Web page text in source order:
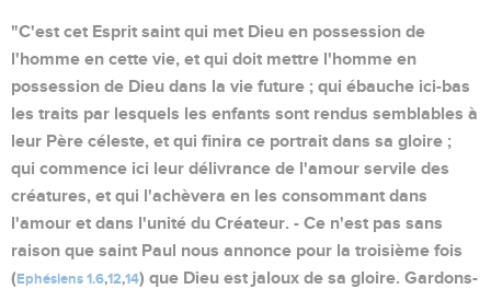
"C'est cet Esprit saint qui met Dieu en possession de
l'homme en cette vie, et qui doit mettre l'homme en
possession de Dieu dans la vie future ; qui ébauche ici-bas
les traits par lesquels les enfants sont rendus semblables à
leur Père céleste, et qui finira ce portrait dans sa gloire ;
qui commence ici leur délivrance de l'amour servile des
créatures, et qui l'achèvera en les consommant dans
l'amour et dans l'unité du Créateur. - Ce n'est pas sans
raison que saint Paul nous annonce pour la troisième fois
(Ephésiens 1.6,12,14) que Dieu est jaloux de sa gloire. Gardons-